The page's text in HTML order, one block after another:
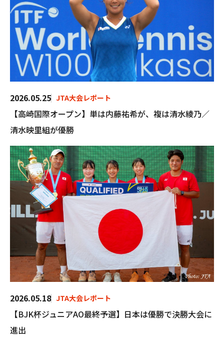
2026.05.25 JTA大会レポート
【高崎国際オープン】単は内藤祐希が、複は清水綾乃／
清水映里組が優勝
2026.05.18 JTA大会レポート
【BJK杯ジュニアAO最終予選】日本は優勝で決勝大会に
進出